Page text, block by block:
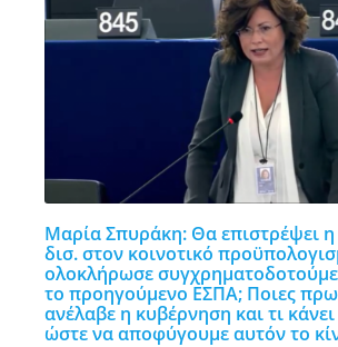
Μαρία Σπυράκη: Θα επιστρέψει
δισ. στον κοινοτικό
ολοκλήρωσε
το προηγούμενο ΕΣΠΑ; Ποιες
ανέλαβε η κυβέρνηση και τι
ώστε να αποφύγουμε αυτόν το